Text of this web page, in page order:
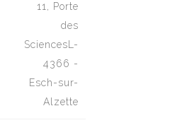
11, Porte
des
SciencesL-
4366 -
Esch-sur-
Alzette